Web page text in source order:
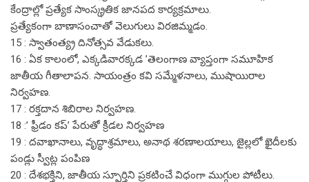
కేంద్రాల్లో ప్రత్యేక సాంస్క్రతిక జానపద కార్యక్రమాలు.
ప్రత్యేకంగా బాణాసంచాతో వెలుగులు విరజిమ్మడం.
15 : స్వాతంత్య్ర దినోత్సవ వేడుకలు.
16 : ఏక కాలంలో, ఎక్కడివారక్కడ ’తెలంగాణ వ్యాప్తంగా సమూహిక
జాతీయ గీతాలాపన. సాయంత్రం కవి సమ్మేళనాలు, ముషాయిరాల
నిర్వహణ.
17 : రక్తదాన శిబిరాల నిర్వహణ.
18 :’ ఫ్రీడం కప్’ పేరుతో క్రీడల నిర్వహణ
19 : దవాఖానాలు, వృద్ధాశ్రమాలు, అనాథ శరణాలయాలు, జైల్లలో ఖైదీలకు
పండ్లు స్వీట్ల పంపిణ
20 : దేశభక్తిని, జాతీయ స్పూర్తిని ప్రకటించే విధంగా ముగ్గుల పోటీలు.